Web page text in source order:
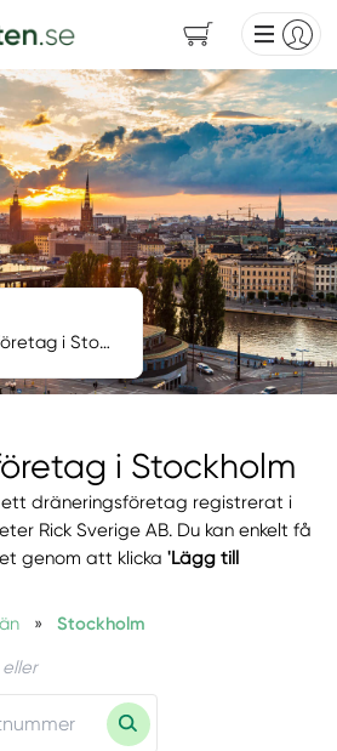
i Stockholm
dräneringsföretag registrerat i
Rick Sverige AB. Du kan enkelt få
genom att klicka'Lägg till
» Stockholm
eller
Dräneringsföretag i Stockholm